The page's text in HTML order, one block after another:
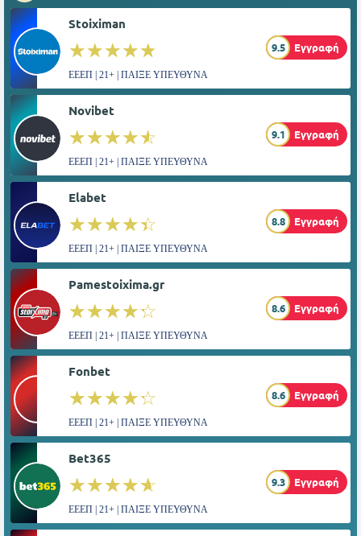
Stoiximan
☆☆☆☆☆
★★★★★ 9.5 Εγγραφή
ΕΕΕΠ | 21+ | ΠΑΙΞΕ ΥΠΕΥΘΥΝΑ
Novibet
☆☆☆☆☆
★★★★★ 9.1 Εγγραφή
ΕΕΕΠ | 21+ | ΠΑΙΞΕ ΥΠΕΥΘΥΝΑ
Elabet
☆☆☆☆☆
★★★★★ 8.8 Εγγραφή
ΕΕΕΠ | 21+ | ΠΑΙΞΕ ΥΠΕΥΘΥΝΑ
Pamestoixima.gr
☆☆☆☆☆
★★★★★ 8.6 Εγγραφή
ΕΕΕΠ | 21+ | ΠΑΙΞΕ ΥΠΕΥΘΥΝΑ
Fonbet
☆☆☆☆☆
★★★★★ 8.6 Εγγραφή
ΕΕΕΠ | 21+ | ΠΑΙΞΕ ΥΠΕΥΘΥΝΑ
Bet365
☆☆☆☆☆
★★★★★ 9.3 Εγγραφή
ΕΕΕΠ | 21+ | ΠΑΙΞΕ ΥΠΕΥΘΥΝΑ